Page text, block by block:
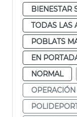
BIENESTAR
TODAS LAS
POBLATS
EN
NORMAL